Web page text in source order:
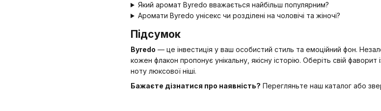
Який аромат Byredo вважається найбільш популярним?
Аромати Byredo унісекс чи розділені на чоловічі та жіночі?
Підсумок
Byredo — це інвестиція у ваш особистий стиль та емоційний фон.
кожен флакон пропонує унікальну, якісну історію. Оберіть свій фаворит
ноту люксової ніші.
Бажаєте дізнатися про наявність? Перегляньте наш каталог або